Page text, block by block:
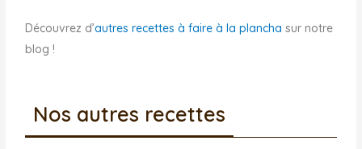
Découvrez d’autres recettes à faire à la planchasur notre
blog !
Nos autres recettes